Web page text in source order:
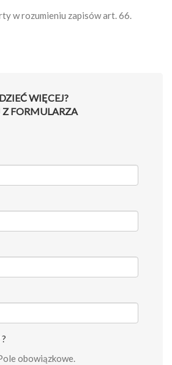
w rozumieniu zapisów art. 66.
WIĘCEJ?
Z FORMULARZA
obowiązkowe.